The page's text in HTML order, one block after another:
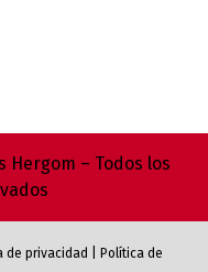
– Todos los
de privacidad
Política de